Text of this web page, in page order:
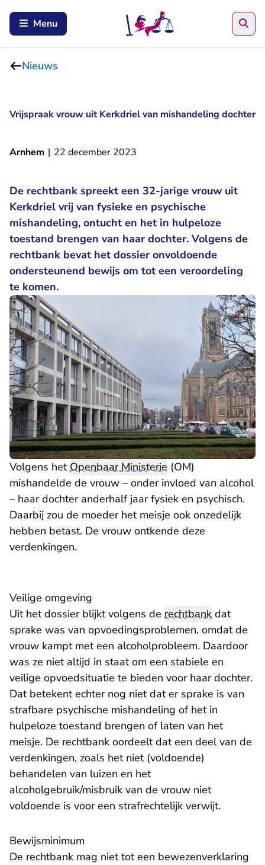
Menu
Nieuws
Vrijspraak vrouw uit Kerkdriel van mishandeling dochter
Arnhem | 22 december 2023
De rechtbank spreekt een 32-jarige vrouw uit
Kerkdriel vrij van fysieke en psychische
mishandeling, ontucht en het in hulpeloze
toestand brengen van haar dochter. Volgens de
rechtbank bevat het dossier onvoldoende
ondersteunend bewijs om tot een veroordeling
te komen.
Volgens hetOpenbaar Ministerie (OM)
mishandelde de vrouw – onder invloed van alcohol
– haar dochter anderhalf jaar fysiek en psychisch.
Daarbij zou de moeder het meisje ook onzedelijk
hebben betast. De vrouw ontkende deze
verdenkingen.
Veilige omgeving
Uit het dossier blijkt volgens de rechtbank dat
sprake was van opvoedingsproblemen, omdat de
vrouw kampt met een alcoholprobleem. Daardoor
was ze niet altijd in staat om een stabiele en
veilige opvoedsituatie te bieden voor haar dochter.
Dat betekent echter nog niet dat er sprake is van
strafbare psychische mishandeling of het in
hulpeloze toestand brengen of laten van het
meisje. De rechtbank oordeelt dat een deel van de
verdenkingen, zoals het niet (voldoende)
behandelen van luizen en het
alcoholgebruik/misbruik van de vrouw niet
voldoende is voor een strafrechtelijk verwijt.
Bewijsminimum
De rechtbank mag niet tot een bewezenverklaring